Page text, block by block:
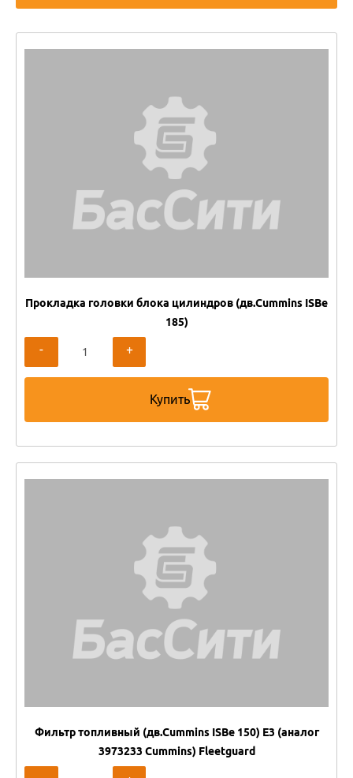
Прокладка головки блока цилиндров (дв.Cummins ISBe
185)
- +
Купить
Фильтр топливный (дв.Cummins ISBe 150) Е3 (аналог
3973233 Cummins) Fleetguard